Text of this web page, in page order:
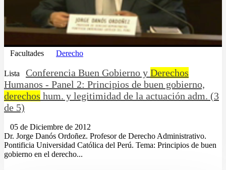
Facultades Derecho
Lista Conferencia Buen Gobierno y Derechos
Humanos - Panel 2: Principios de buen gobierno,
derechos hum. y legitimidad de la actuación adm. (3
de 5)
05 de Diciembre de 2012
Dr. Jorge Danós Ordoñez. Profesor de Derecho Administrativo.
Pontificia Universidad Católica del Perú. Tema: Principios de buen
gobierno en el derecho...